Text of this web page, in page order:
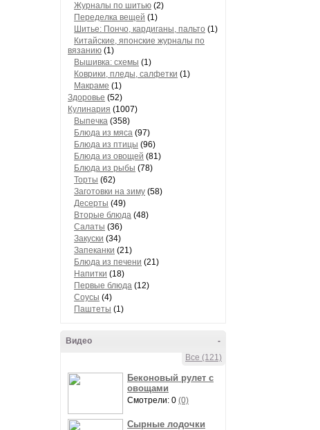
Журналы по шитью (2)
Переделка вещей (1)
Шитье: Пончо, кардиганы, пальто (1)
Китайские, японские журналы по
вязанию (1)
Вышивка: схемы (1)
Коврики, пледы, салфетки (1)
Макраме (1)
Здоровье (52)
Кулинария (1007)
Выпечка (358)
Блюда из мяса (97)
Блюда из птицы (96)
Блюда из овощей (81)
Блюда из рыбы (78)
Торты (62)
Заготовки на зиму (58)
Десерты (49)
Вторые блюда (48)
Салаты (36)
Закуски (34)
Запеканки (21)
Блюда из печени (21)
Напитки (18)
Первые блюда (12)
Соусы (4)
Паштеты (1)
-
Видео
Все (121)
Беконовый рулет с
овощами
Смотрели: 0 (0)
Сырные лодочки